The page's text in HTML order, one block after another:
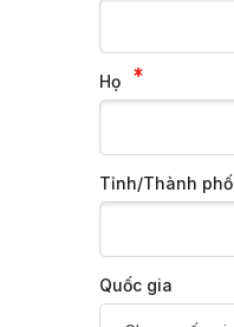
Họ
Tỉnh/Thành phố
Quốc gia